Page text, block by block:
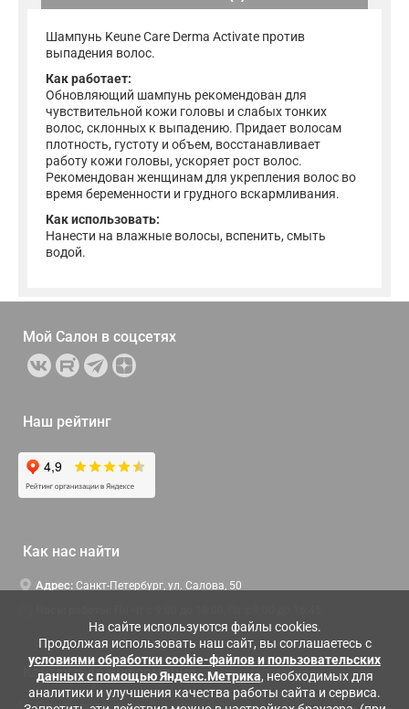
На сайте используются файлы cookies.
Продолжая использовать наш сайт, вы соглашаетесь с
условиями обработки cookie-файлов и пользовательских
данных с помощью Яндекс.Метрика, необходимых для
аналитики и улучшения качества работы сайта и сервиса.
Шампунь Keune Care Derma Activate против
выпадения волос.
Как работает:
Обновляющий шампунь рекомендован для
чувствительной кожи головы и слабых тонких
волос, склонных к выпадению. Придает волосам
плотность, густоту и объем, восстанавливает
работу кожи головы, ускоряет рост волос.
Рекомендован женщинам для укрепления волос во
время беременности и грудного вскармливания.
Как использовать:
Нанести на влажные волосы, вспенить, смыть
водой.
Мой Салон в соцсетях
Наш рейтинг
Как нас найти
Адрес: Санкт-Петербург, ул. Салова, 50
Контактная информация
Служба поддержки: Заказать обратный звонок